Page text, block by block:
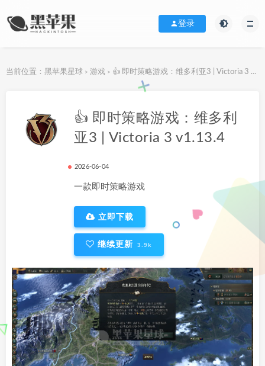
登录
当前位置： 黑苹果星球 > 游戏 > 👍 即时策略游戏：维多利亚3 | Victoria 3 v1.13.4
👍 即时策略游戏：维多利
亚3 | Victoria 3 v1.13.4
2026-06-04
一款即时策略游戏
立即下载
继续更新 3.9k